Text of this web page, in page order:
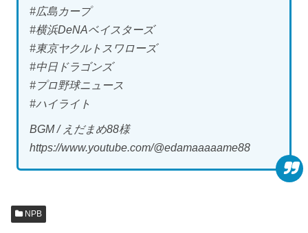
#広島カープ
#横浜DeNAベイスターズ
#東京ヤクルトスワローズ
#中日ドラゴンズ
#プロ野球ニュース
#ハイライト
BGM / えだまめ88様
https://www.youtube.com/@edamaaaaame88
NPB